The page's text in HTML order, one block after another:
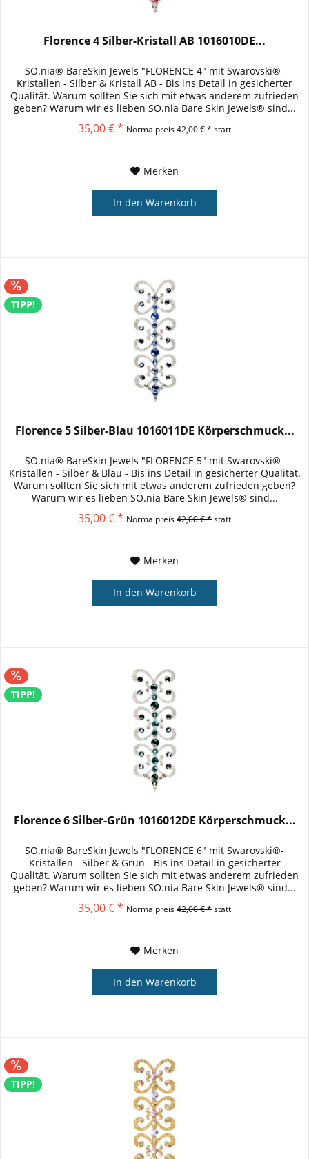
Florence 4 Silber-Kristall AB 1016010DE...
SO.nia® BareSkin Jewels "FLORENCE 4" mit Swarovski®-
Kristallen - Silber & Kristall AB - Bis ins Detail in gesicherter
Qualität. Warum sollten Sie sich mit etwas anderem zufrieden
geben? Warum wir es lieben SO.nia Bare Skin Jewels® sind...
35,00 € * Normalpreis42,00 € *statt
Merken
In den Warenkorb
TIPP!
Florence 5 Silber-Blau 1016011DE Körperschmuck...
SO.nia® BareSkin Jewels "FLORENCE 5" mit Swarovski®-
Kristallen - Silber & Blau - Bis ins Detail in gesicherter Qualität.
Warum sollten Sie sich mit etwas anderem zufrieden geben?
Warum wir es lieben SO.nia Bare Skin Jewels® sind...
35,00 € * Normalpreis42,00 € *statt
Merken
In den Warenkorb
TIPP!
Florence 6 Silber-Grün 1016012DE Körperschmuck...
SO.nia® BareSkin Jewels "FLORENCE 6" mit Swarovski®-
Kristallen - Silber & Grün - Bis ins Detail in gesicherter
Qualität. Warum sollten Sie sich mit etwas anderem zufrieden
geben? Warum wir es lieben SO.nia Bare Skin Jewels® sind...
35,00 € * Normalpreis42,00 € *statt
Merken
In den Warenkorb
TIPP!